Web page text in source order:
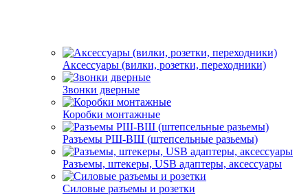
Аксессуары (вилки, розетки, переходники)
Звонки дверные
Коробки монтажные
Разъемы РШ-ВШ (штепсельные разьемы)
Разъемы, штекеры, USB адаптеры, аксессуары
Силовые разъемы и розетки